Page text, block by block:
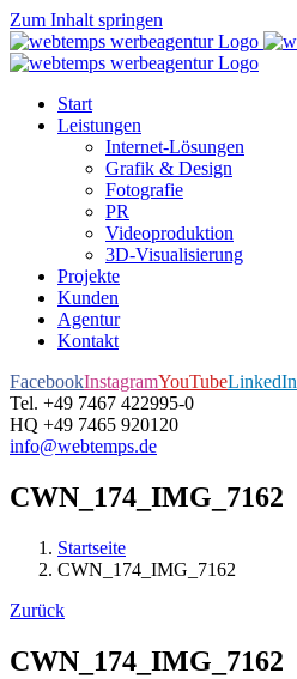
Zum Inhalt springen
Start
Leistungen
Internet-Lösungen
Grafik & Design
Fotografie
PR
Videoproduktion
3D-Visualisierung
Projekte
Kunden
Agentur
Kontakt
FacebookInstagramYouTubeLinkedIn
Tel. +49 7467 422995-0
HQ +49 7465 920120
info@webtemps.de
CWN_174_IMG_7162
Startseite
CWN_174_IMG_7162
Zurück
CWN_174_IMG_7162